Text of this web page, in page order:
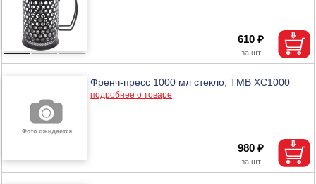
610 ₽
Френч-пресс 1000 мл стекло, ТМВ XC1000
подробнее о товаре
980 ₽